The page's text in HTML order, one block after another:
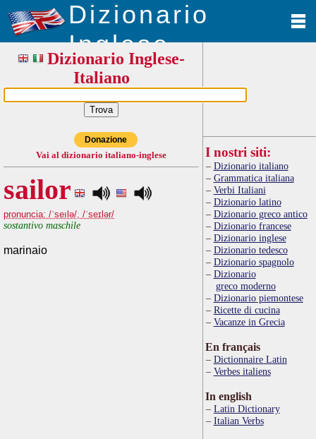
Dizionario
Inglese
Dizionario Inglese-
Italiano
Donazione
Vai al dizionario italiano-inglese
sailor
pronuncia: /ˈseılə/, /ˈseɪlər/
sostantivo maschile
marinaio
I nostri siti:
Dizionario italiano
Grammatica italiana
Verbi Italiani
Dizionario latino
Dizionario greco antico
Dizionario francese
Dizionario inglese
Dizionario tedesco
Dizionario spagnolo
Dizionario
greco moderno
Dizionario piemontese
Ricette di cucina
Vacanze in Grecia
En français
Dictionnaire Latin
Verbes italiens
In english
Latin Dictionary
Italian Verbs